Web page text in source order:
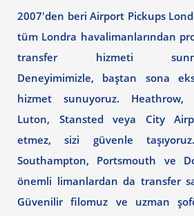
2007'den beri Airport Pickups
tüm Londra havalimanlarından
transfer hizmeti
Deneyimimizle, baştan sona
hizmet sunuyoruz. Heathrow,
Luton, Stansted veya City
etmez, sizi güvenle
Southampton, Portsmouth ve
önemli limanlardan da transfer
Güvenilir filomuz ve uzman